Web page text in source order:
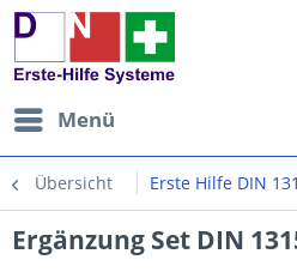
Menü
Übersicht Erste Hilfe DIN
Ergänzung Set DIN